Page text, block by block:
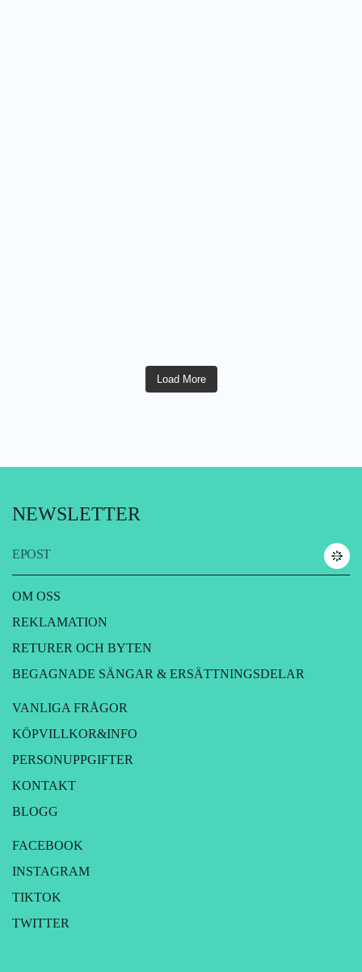
Load More
NEWSLETTER
EPOST
OM OSS
REKLAMATION
RETURER OCH BYTEN
BEGAGNADE SÄNGAR & ERSÄTTNINGSDELAR
VANLIGA FRÅGOR
KÖPVILLKOR&INFO
PERSONUPPGIFTER
KONTAKT
BLOGG
FACEBOOK
INSTAGRAM
TIKTOK
TWITTER